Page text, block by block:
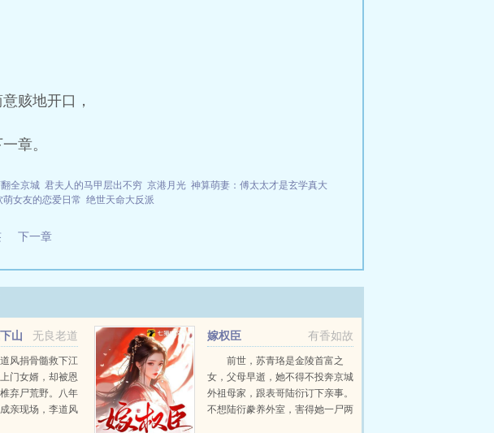
赅地开口，
章。
全京城 君夫人的马甲层出不穷 京港月光 神算萌妻：傅太太才是玄学真大
萌女友的恋爱日常 绝世天命大反派
下一章
无良老道
山
风捐骨髓救下江
门女婿，却被恩
弃尸荒野。八年
亲现场，李道风
有香如故
嫁权臣
前世，苏青珞是金陵首富之
女，父母早逝，她不得不投奔京城
外祖母家，跟表哥陆衍订下亲事。
不想陆衍豢养外室，害得她一尸两